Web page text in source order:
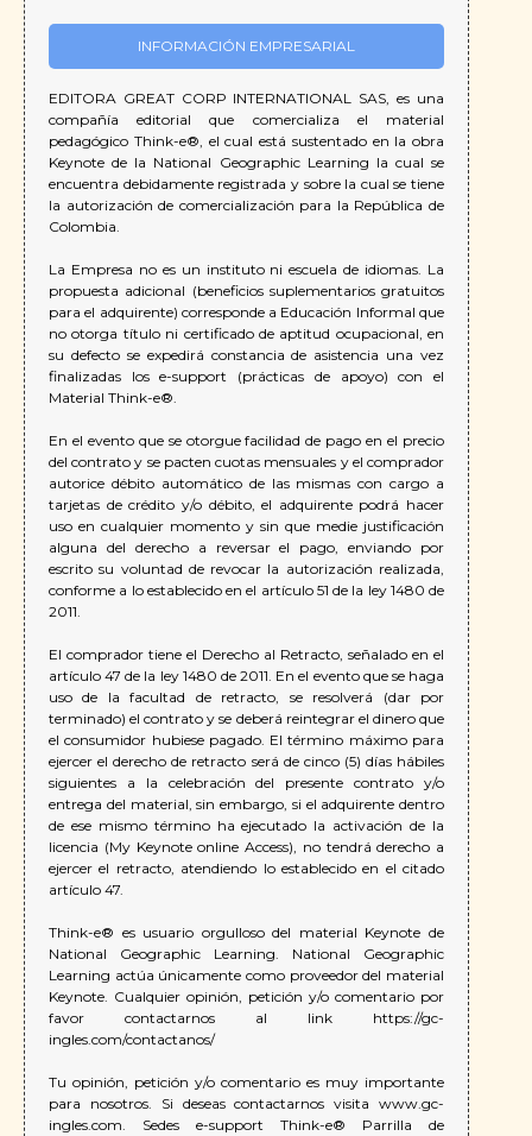
INFORMACIÓN EMPRESARIAL
EDITORA GREAT CORP INTERNATIONAL SAS, es una
compañía editorial que comercializa el material
pedagógico Think-e®, el cual está sustentado en la obra
Keynote de la National Geographic Learning la cual se
encuentra debidamente registrada y sobre la cual se tiene
la autorización de comercialización para la República de
Colombia.
La Empresa no es un instituto ni escuela de idiomas. La
propuesta adicional (beneficios suplementarios gratuitos
para el adquirente) corresponde a Educación Informal que
no otorga título ni certificado de aptitud ocupacional, en
su defecto se expedirá constancia de asistencia una vez
finalizadas los e-support (prácticas de apoyo) con el
Material Think-e®.
En el evento que se otorgue facilidad de pago en el precio
del contrato y se pacten cuotas mensuales y el comprador
autorice débito automático de las mismas con cargo a
tarjetas de crédito y/o débito, el adquirente podrá hacer
uso en cualquier momento y sin que medie justificación
alguna del derecho a reversar el pago, enviando por
escrito su voluntad de revocar la autorización realizada,
conforme a lo establecido en el artículo 51 de la ley 1480 de
2011.
El comprador tiene el Derecho al Retracto, señalado en el
artículo 47 de la ley 1480 de 2011. En el evento que se haga
uso de la facultad de retracto, se resolverá (dar por
terminado) el contrato y se deberá reintegrar el dinero que
el consumidor hubiese pagado. El término máximo para
ejercer el derecho de retracto será de cinco (5) días hábiles
siguientes a la celebración del presente contrato y/o
entrega del material, sin embargo, si el adquirente dentro
de ese mismo término ha ejecutado la activación de la
licencia (My Keynote online Access), no tendrá derecho a
ejercer el retracto, atendiendo lo establecido en el citado
artículo 47.
Think-e® es usuario orgulloso del material Keynote de
National Geographic Learning. National Geographic
Learning actúa únicamente como proveedor del material
Keynote. Cualquier opinión, petición y/o comentario por
favor contactarnos al link https://gc-
ingles.com/contactanos/
Tu opinión, petición y/o comentario es muy importante
para nosotros. Si deseas contactarnos visita www.gc-
ingles.com. Sedes e-support Think-e® Parrilla de